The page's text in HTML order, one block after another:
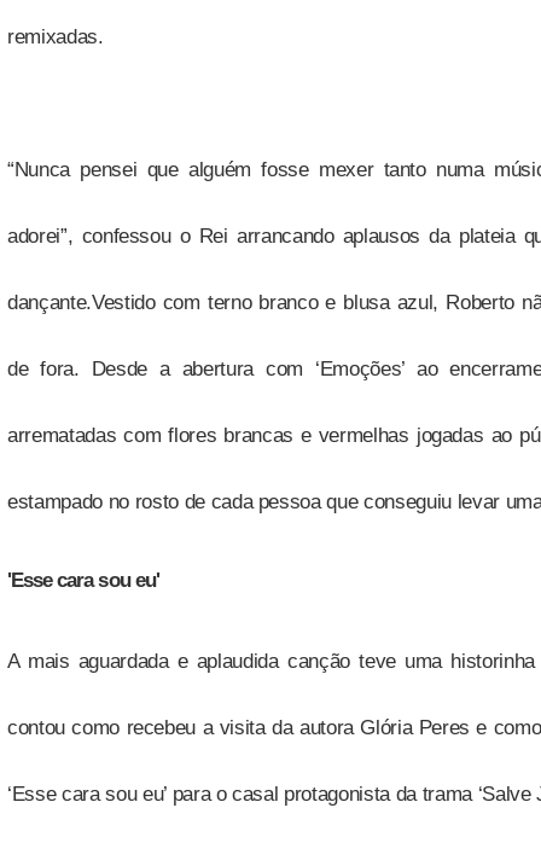
remixadas.
“Nunca pensei que alguém fosse mexer tanto numa
adorei”, confessou o Rei arrancando aplausos da plateia
dançante.Vestido com terno branco e blusa azul, Roberto
de fora. Desde a abertura com ‘Emoções’ ao
arrematadas com flores brancas e vermelhas jogadas ao
estampado no rosto de cada pessoa que conseguiu levar
'Esse cara sou eu'
A mais aguardada e aplaudida canção teve uma
contou como recebeu a visita da autora Glória Peres e
‘Esse cara sou eu’ para o casal protagonista da trama ‘Salve